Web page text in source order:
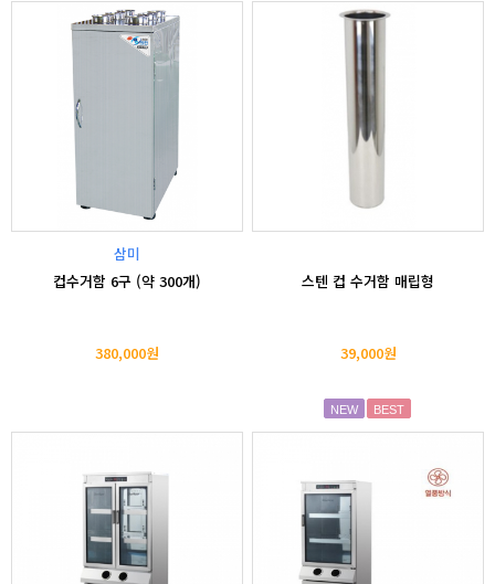
삼미
컵수거함 6구 (약 300개)
380,000원
스텐 컵 수거함 매립형
39,000원
NEW BEST